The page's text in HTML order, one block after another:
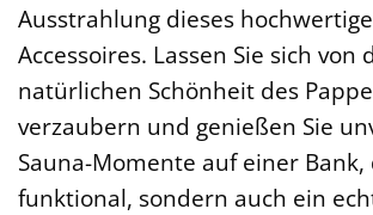
Ausstrahlung dieses
Accessoires. Lassen Sie sich von
natürlichen Schönheit des
verzaubern und genießen Sie
Sauna-Momente auf einer
funktional, sondern auch ein